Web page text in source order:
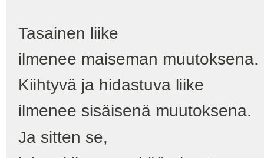
Tasainen liike
ilmenee maiseman muutoksena.
Kiihtyvä ja hidastuva liike
ilmenee sisäisenä muutoksena.
Ja sitten se,